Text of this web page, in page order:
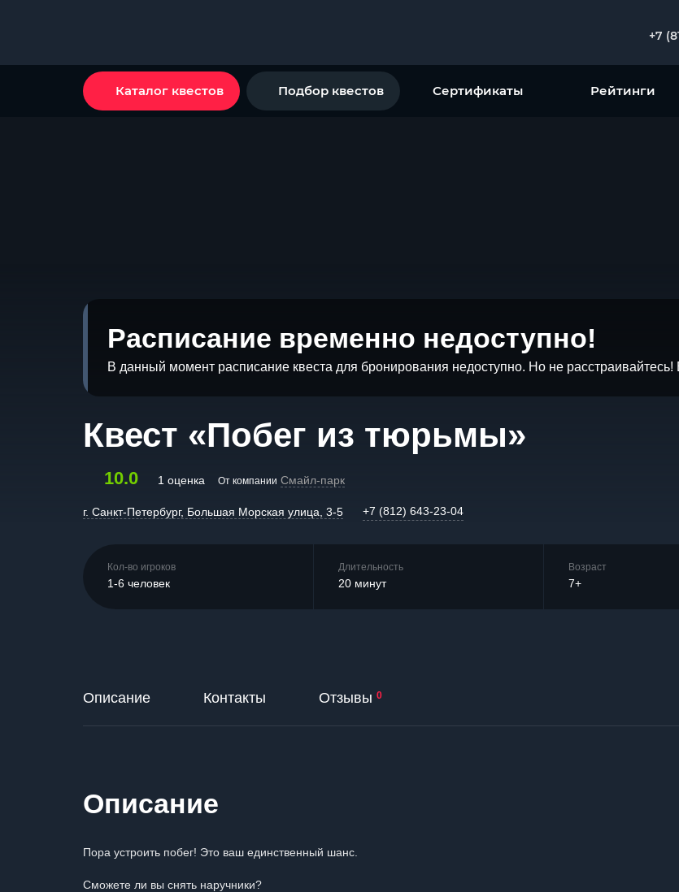
+7
Каталог квестов Подбор квестов Сертификаты Рейтинги
Расписание временно недоступно!
В данный момент расписание квеста для бронирования недоступно. Но не
Квест «Побег из тюрьмы»
10.0 1 оценка От компании Смайл-парк
г. Санкт-Петербург, Большая Морская улица, 3-5 +7 (812) 643-23-04
Кол-во игроков
1-6 человек
Длительность
20 минут
Возраст
7+
Описание Контакты Отзывы 0
Описание
Пора устроить побег! Это ваш единственный шанс.
Сможете ли вы снять наручники?